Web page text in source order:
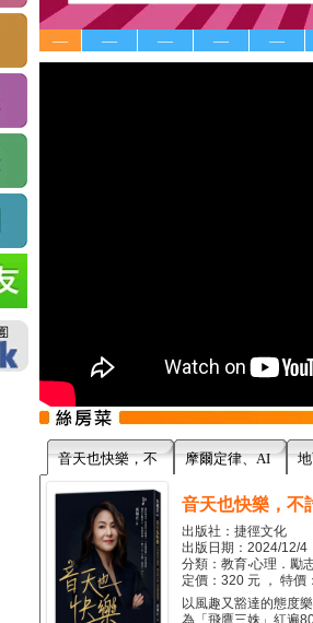
— — — — —
音天也快樂，不 摩爾定律、AI
音天也快樂，不
出版社：捷徑文化
出版日期：2024/12/4
分類：教育‧心理．勵
定價：320 元 ， 特價
以風趣又豁達的態度
為「飛鷹三姝」紅遍